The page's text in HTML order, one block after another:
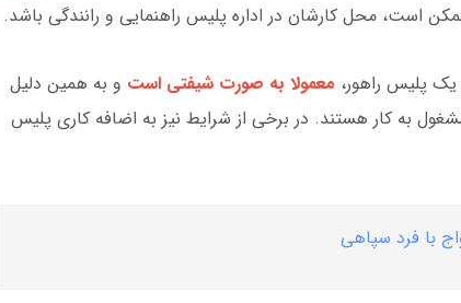
است، محل کارشان در اداره پلیس راهنمایی و رانندگی باشد.
پلیس راهور، معمولا به صورت شیفتی است و به همین دلیل
به کار هستند. در برخی از شرایط نیز به اضافه کاری پلیس
با فرد سپاهی